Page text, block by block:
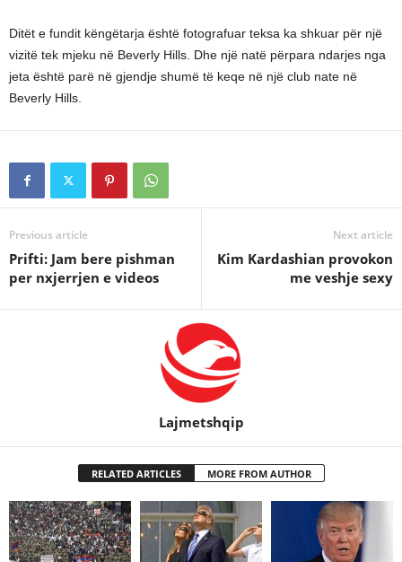
Ditët e fundit këngëtarja është fotografuar teksa ka shkuar për një
vizitë tek mjeku në Beverly Hills. Dhe një natë përpara ndarjes nga
jeta është parë në gjendje shumë të keqe në një club nate në
Beverly Hills.
Previous article
Prifti: Jam bere pishman
per nxjerrjen e videos
Next article
Kim Kardashian provokon
me veshje sexy
Lajmetshqip
RELATED ARTICLES MORE FROM AUTHOR